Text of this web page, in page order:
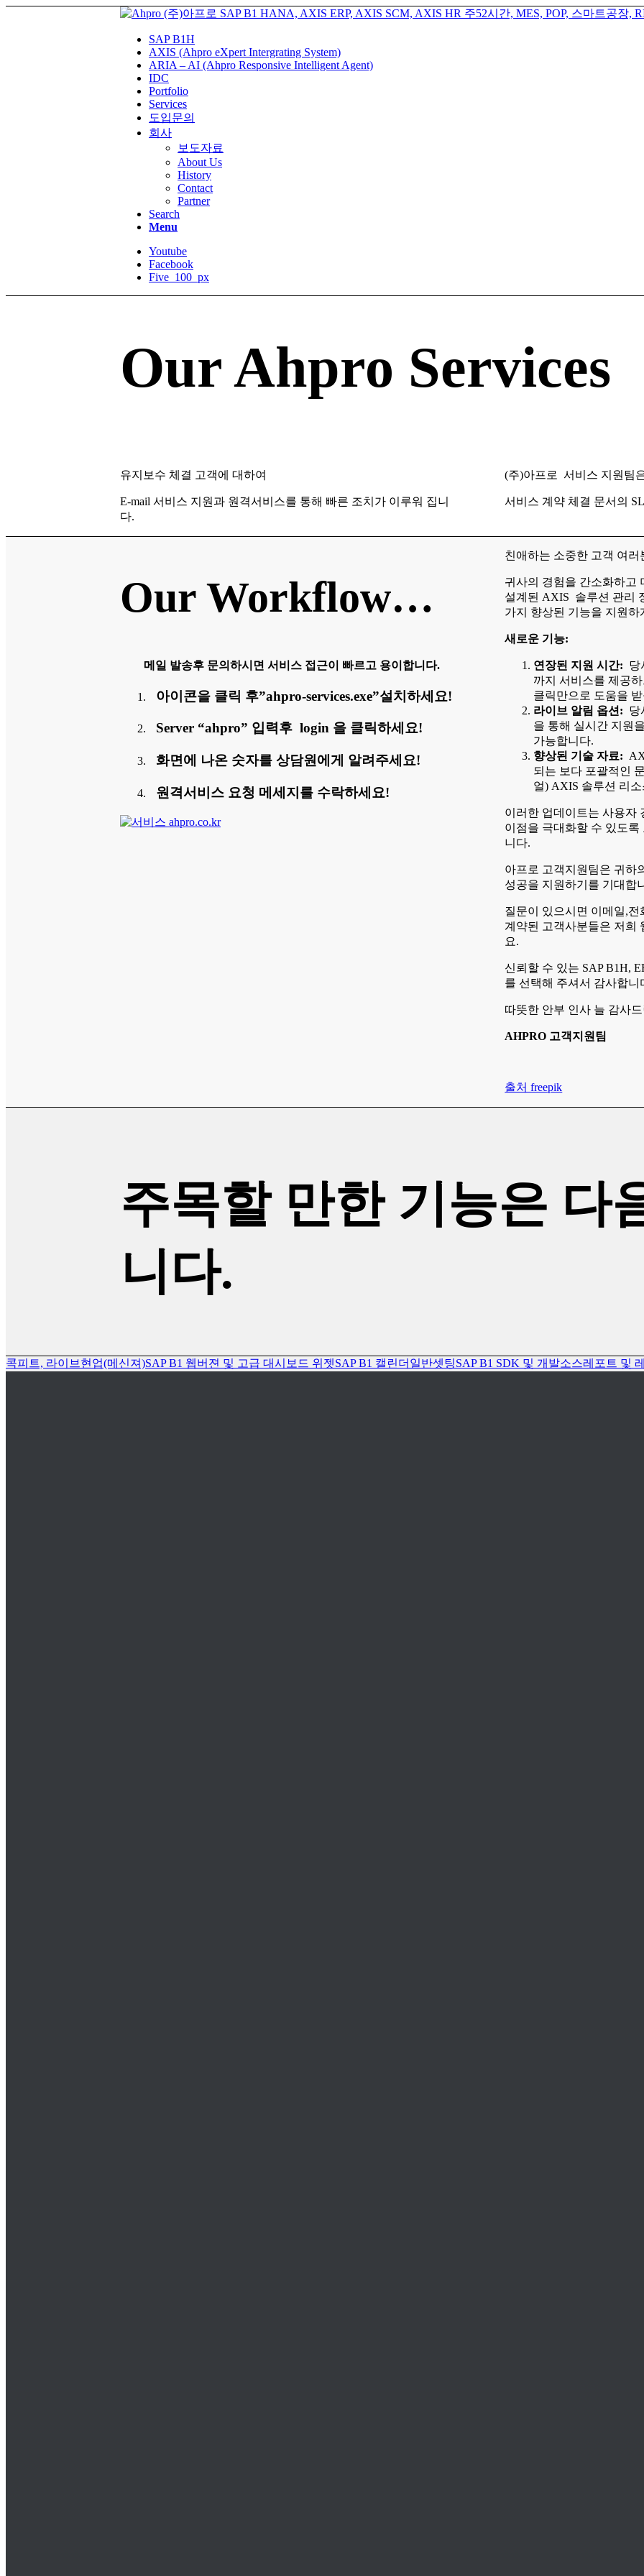
SAP B1H
AXIS (Ahpro eXpert Intergrating System)
ARIA – AI (Ahpro Responsive Intelligent Agent)
IDC
Portfolio
Services
도입문의
회사
보도자료
About Us
History
Contact
Partner
Search
Menu
Youtube
Facebook
Five_100_px
Our Ahpro Services
유지보수 체결 고객에 대하여
E-mail 서비스 지원과 원격서비스를 통해 빠른 조치가 이루워 집니
다.
(주)아프로 서비스 지원팀
서비스 계약 체결 문서의
Our Workflow…
메일 발송후 문의하시면 서비스 접근이 빠르고 용이합니다.
아이콘을 클릭 후”ahpro-services.exe”설치하세요!
Server “ahpro” 입력후 login 을 클릭하세요!
화면에 나온 숫자를 상담원에게 알려주세요!
원격서비스 요청 메세지를 수락하세요!
친애하는 소중한 고객 여러
귀사의 경험을 간소화하고
설계된 AXIS 솔루션 관리
가지 향상된 기능을 지원
새로운 기능:
연장된 지원 시간: 당
까지 서비스를 제공
클릭만으로 도움을
라이브 알림 옵션: 당
을 통해 실시간 지원
가능합니다.
향상된 기술 자료:
되는 보다 포괄적인
얼) AXIS 솔루션 리
이러한 업데이트는 사용자
이점을 극대화할 수 있도
니다.
아프로 고객지원팀은 귀하
성공을 지원하기를 기대합
질문이 있으시면 이메일,
계약된 고객사분들은 저희
요.
신뢰할 수 있는 SAP B1H,
를 선택해 주셔서 감사합니
따뜻한 안부 인사 늘 감사
AHPRO 고객지원팀
출처 freepik
주목할 만한 기능은 다
니다.
콕피트, 라이브현업(메신져)SAP B1 웹버젼 및 고급 대시보드 위젯SAP B1 캘린더 일반셋팅SAP B1 SDK 및 개발소스레포트 및